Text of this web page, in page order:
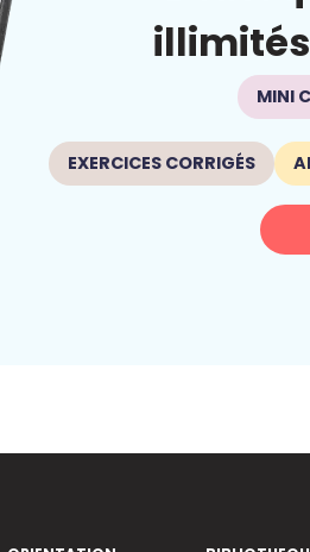
illimités
MINI
EXERCICES CORRIGÉS